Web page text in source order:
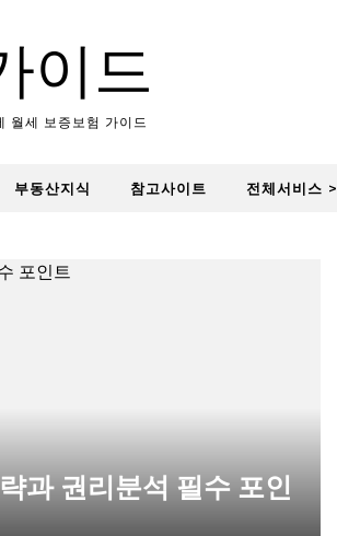
이드
월세 보증보험 가이드
부동산지식 참고사이트 전체서비스 >
과 권리분석 필수 포인